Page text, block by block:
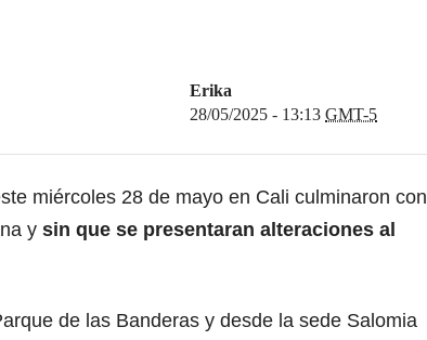
Erika
28/05/2025 - 13:13 GMT-5
miércoles 28 de mayo en Cali culminaron con
y sin que se presentaran alteraciones al
de las Banderas y desde la sede Salomia